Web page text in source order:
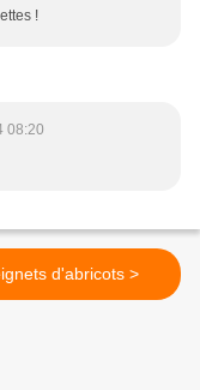
!
08:20
Beignets d'abricots >